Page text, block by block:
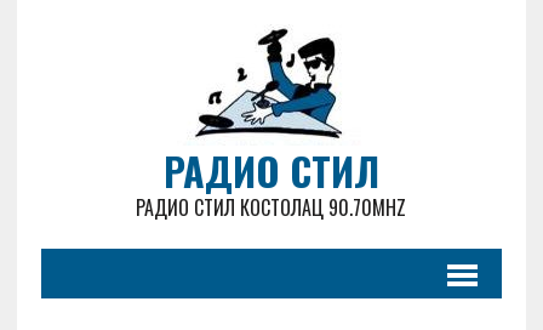
РАДИО СТИЛ
РАДИО СТИЛ КОСТОЛАЦ 90.70MHZ